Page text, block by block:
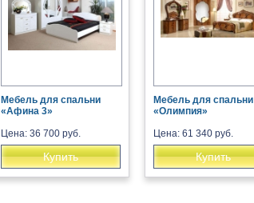
Мебель для спальни
«Афина 3»
Цена: 36 700 руб.
Купить
Мебель для спальни
«Олимпия»
Цена: 61 340 руб.
Купить